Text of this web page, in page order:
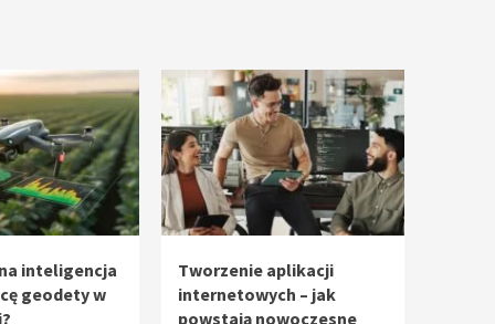
inteligencja
geodety w
Tworzenie aplikacji
internetowych – jak
powstają nowoczesne